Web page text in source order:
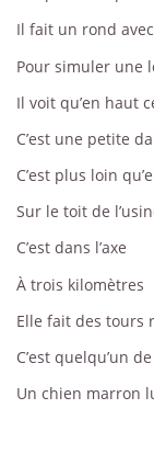
Il fait un rond
Pour simuler une
Il voit qu’en haut
C’est une petite
C’est plus loin
Sur le toit de
C’est dans l’axe
À trois kilomètres
Elle fait des tours
C’est quelqu’un
Un chien marron